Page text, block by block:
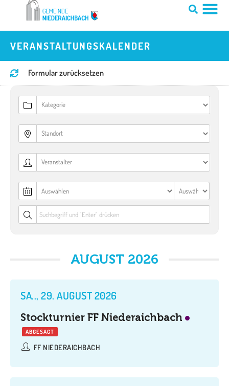
springen
VERANSTALTUNGSKALENDER
Formular zurücksetzen
AUGUST 2026
SA.., 29. AUGUST 2026
Stockturnier FF Niederaichbach
ABGESAGT
FF NIEDERAICHBACH